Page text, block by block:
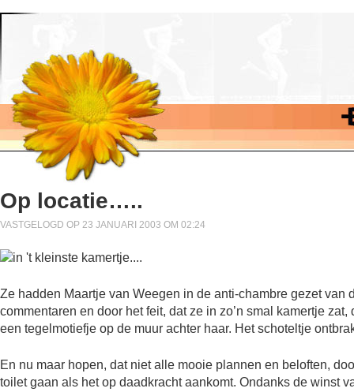
Op locatie…..
VASTGELOGD OP 23 JANUARI 2003 OM 02:24
Ze hadden Maartje van Weegen in de anti-chambre gezet van
commentaren en door het feit, dat ze in zo’n smal kamertje
een tegelmotiefje op de muur achter haar. Het schoteltje
En nu maar hopen, dat niet alle mooie plannen en beloften,
toilet gaan als het op daadkracht aankomt. Ondanks de winst